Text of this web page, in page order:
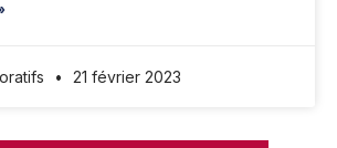
21 février 2023